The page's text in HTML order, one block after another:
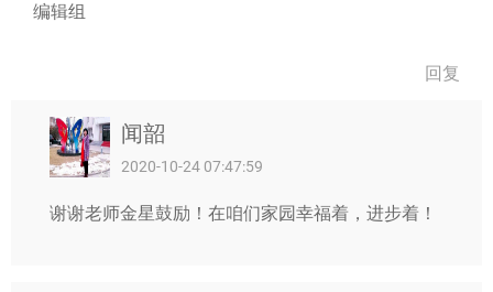
编辑组
回复
闻韶
2020-10-24 07:47:59
谢谢老师金星鼓励！在咱们家园幸福着，进步着！